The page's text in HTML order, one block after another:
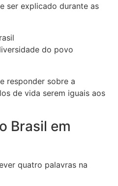
ser explicado durante as
do povo
responder sobre a
de vida serem iguais aos
Brasil em
quatro palavras na